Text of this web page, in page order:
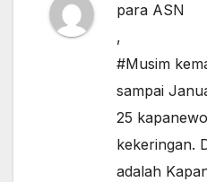
para ASN
,
#Musim
sampai
25
kekeringan.
adalah